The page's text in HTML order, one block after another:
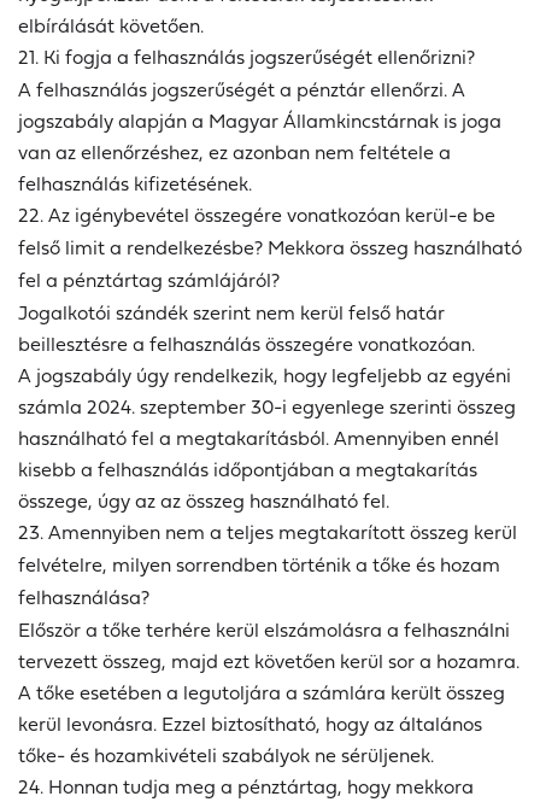
elbírálását követően.
21. Ki fogja a felhasználás jogszerűségét ellenőrizni?
A felhasználás jogszerűségét a pénztár ellenőrzi. A
jogszabály alapján a Magyar Államkincstárnak is joga
van az ellenőrzéshez, ez azonban nem feltétele a
felhasználás kifizetésének.
22. Az igénybevétel összegére vonatkozóan kerül-e be
felső limit a rendelkezésbe? Mekkora összeg használható
fel a pénztártag számlájáról?
Jogalkotói szándék szerint nem kerül felső határ
beillesztésre a felhasználás összegére vonatkozóan.
A jogszabály úgy rendelkezik, hogy legfeljebb az egyéni
számla 2024. szeptember 30-i egyenlege szerinti összeg
használható fel a megtakarításból. Amennyiben ennél
kisebb a felhasználás időpontjában a megtakarítás
összege, úgy az az összeg használható fel.
23. Amennyiben nem a teljes megtakarított összeg kerül
felvételre, milyen sorrendben történik a tőke és hozam
felhasználása?
Először a tőke terhére kerül elszámolásra a felhasználni
tervezett összeg, majd ezt követően kerül sor a hozamra.
A tőke esetében a legutoljára a számlára került összeg
kerül levonásra. Ezzel biztosítható, hogy az általános
tőke- és hozamkivételi szabályok ne sérüljenek.
24. Honnan tudja meg a pénztártag, hogy mekkora